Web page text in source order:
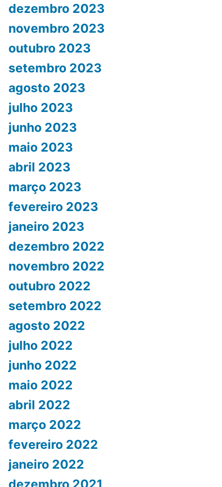
dezembro 2023
novembro 2023
outubro 2023
setembro 2023
agosto 2023
julho 2023
junho 2023
maio 2023
abril 2023
março 2023
fevereiro 2023
janeiro 2023
dezembro 2022
novembro 2022
outubro 2022
setembro 2022
agosto 2022
julho 2022
junho 2022
maio 2022
abril 2022
março 2022
fevereiro 2022
janeiro 2022
dezembro 2021